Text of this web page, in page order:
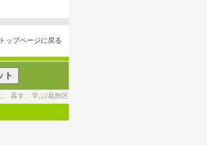
トップページに戻る
、暮す、学ぶ/葛飾区